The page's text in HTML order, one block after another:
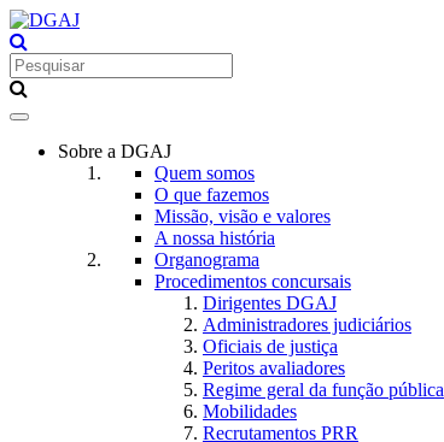
Toggle
navigationSobre a DGAJ
Quem somos
O que fazemos
Missão, visão e valores
A nossa história
Organograma
Procedimentos concursais
Dirigentes DGAJ
Administradores judiciários
Oficiais de justiça
Peritos avaliadores
Regime geral da função pública
Mobilidades
Recrutamentos PRR